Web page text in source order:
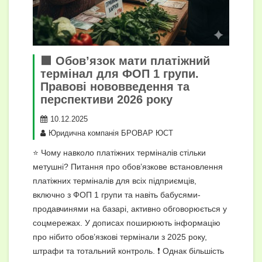
🟩 Обов’язок мати платіжний
термінал для ФОП 1 групи.
Правові нововведення та
перспективи 2026 року
10.12.2025
Юридична компанія БРОВАР ЮСТ
⭐ Чому навколо платіжних терміналів стільки
метушні? Питання про обов’язкове встановлення
платіжних терміналів для всіх підприємців,
включно з ФОП 1 групи та навіть бабусями-
продавчинями на базарі, активно обговорюється у
соцмережах. У дописах поширюють інформацію
про нібито обов’язкові термінали з 2025 року,
штрафи та тотальний контроль. ❗ Однак більшість